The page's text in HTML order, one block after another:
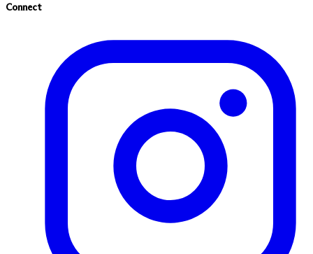
Connect